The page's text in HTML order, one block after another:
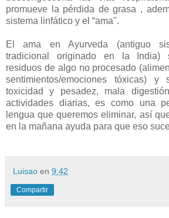
promueve la pérdida de grasa ,
sistema linfático y el “ama".
El ama en Ayurveda (antiguo
tradicional originado en la India)
residuos de algo no procesado
sentimientos/emociones tóxicas) y
toxicidad y pesadez, mala
actividades diarias, es como una
lengua que queremos eliminar, así
en la mañana ayuda para que eso
Luisao en 9:42
Compartir